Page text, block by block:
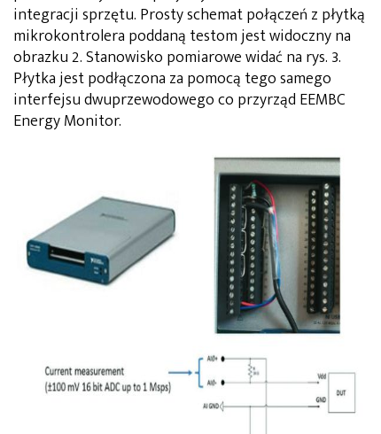
integracji sprzętu. Prosty schemat połączeń z płytką
mikrokontrolera poddaną testom jest widoczny na
obrazku 2. Stanowisko pomiarowe widać na rys. 3.
Płytka jest podłączona za pomocą tego samego
interfejsu dwuprzewodowego co przyrząd EEMBC
Energy Monitor.